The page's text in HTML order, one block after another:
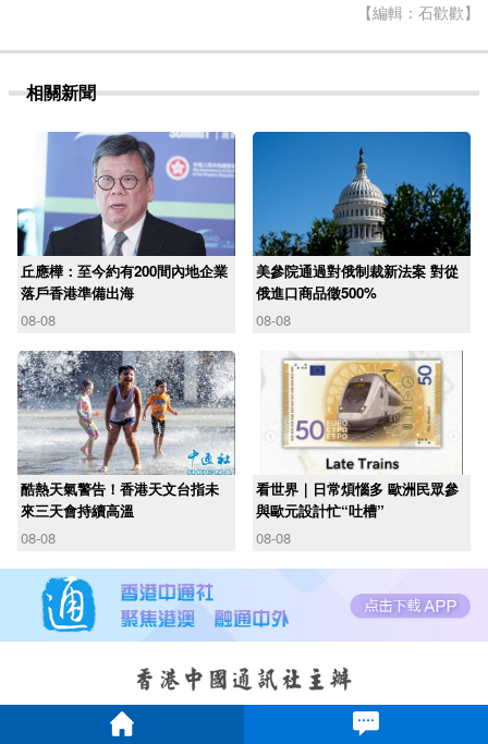
【編輯：石歡歡】
相關新聞
丘應樺：至今約有200間內地企業
落戶香港準備出海
08-08
美參院通過對俄制裁新法案 對從
俄進口商品徵500%
08-08
酷熱天氣警告！香港天文台指未
來三天會持續高溫
08-08
看世界｜日常煩惱多 歐洲民眾參
與歐元設計忙“吐槽”
08-08